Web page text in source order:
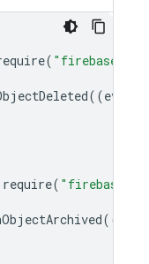
( "firebase-
((event
require( "firebase-
((